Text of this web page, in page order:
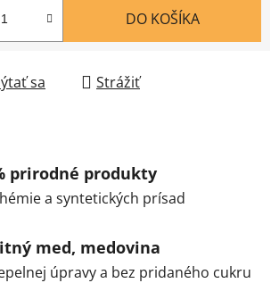
DO KOŠÍKA
sa
Strážiť
prirodné produkty
a syntetických prísad
med, medovina
úpravy a bez pridaného cukru